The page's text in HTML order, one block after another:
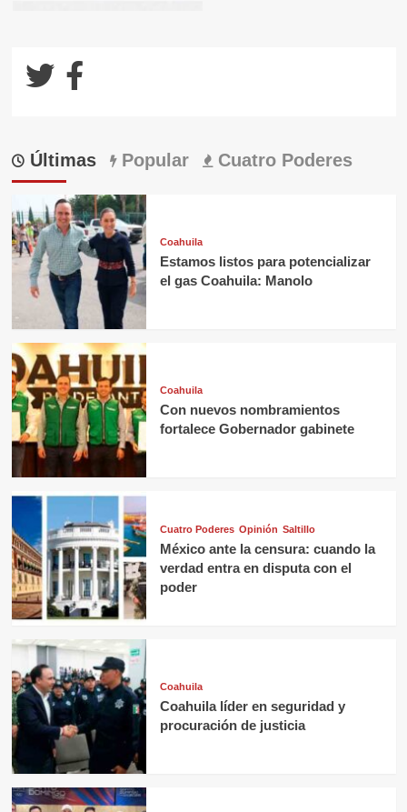
Últimas Popular Cuatro Poderes
Coahuila
Estamos listos para potencializar
el gas Coahuila: Manolo
Coahuila
Con nuevos nombramientos
fortalece Gobernador gabinete
Cuatro Poderes Opinión Saltillo
México ante la censura: cuando la
verdad entra en disputa con el
poder
Coahuila
Coahuila líder en seguridad y
procuración de justicia